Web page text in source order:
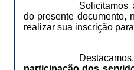
Solicitamos
do presente documento,
realizar sua inscrição